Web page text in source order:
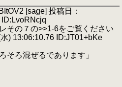
[sage] 投稿日：
その７の>>1-6をご覧ください
) 13:06:10.76 ID:JT01+bKe
そろ混ぜるであります」